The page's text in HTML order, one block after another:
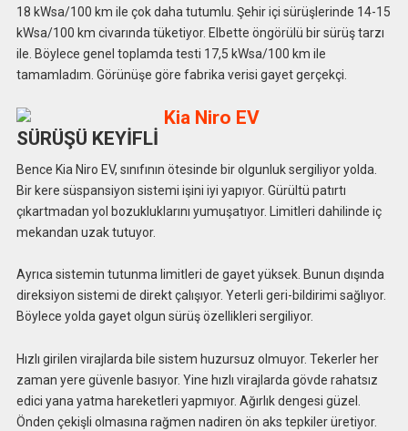
18 kWsa/100 km ile çok daha tutumlu. Şehir içi sürüşlerinde 14-15
kWsa/100 km civarında tüketiyor. Elbette öngörülü bir sürüş tarzı
ile. Böylece genel toplamda testi 17,5 kWsa/100 km ile
tamamladım. Görünüşe göre fabrika verisi gayet gerçekçi.
SÜRÜŞÜ KEYİFLİ
Bence Kia Niro EV, sınıfının ötesinde bir olgunluk sergiliyor yolda.
Bir kere süspansiyon sistemi işini iyi yapıyor. Gürültü patırtı
çıkartmadan yol bozukluklarını yumuşatıyor. Limitleri dahilinde iç
mekandan uzak tutuyor.
Ayrıca sistemin tutunma limitleri de gayet yüksek. Bunun dışında
direksiyon sistemi de direkt çalışıyor. Yeterli geri-bildirimi sağlıyor.
Böylece yolda gayet olgun sürüş özellikleri sergiliyor.
Hızlı girilen virajlarda bile sistem huzursuz olmuyor. Tekerler her
zaman yere güvenle basıyor. Yine hızlı virajlarda gövde rahatsız
edici yana yatma hareketleri yapmıyor. Ağırlık dengesi güzel.
Önden çekişli olmasına rağmen nadiren ön aks tepkiler üretiyor.